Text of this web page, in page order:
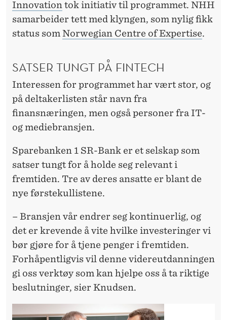
Innovationtok initiativ til programmet. NHH
samarbeider tett med klyngen, som nylig fikk
status somNorwegian Centre of Expertise.
SATSER TUNGT PÅ FINTECH
Interessen for programmet har vært stor, og
på deltakerlisten står navn fra
finansnæringen, men også personer fra IT-
og mediebransjen.
Sparebanken 1 SR-Bank er et selskap som
satser tungt for å holde seg relevant i
fremtiden. Tre av deres ansatte er blant de
nye førstekullistene.
– Bransjen vår endrer seg kontinuerlig, og
det er krevende å vite hvilke investeringer vi
bør gjøre for å tjene penger i fremtiden.
Forhåpentligvis vil denne videreutdanningen
gi oss verktøy som kan hjelpe oss å ta riktige
beslutninger, sier Knudsen.